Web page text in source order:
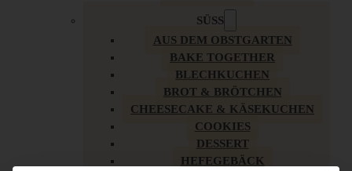
SÜSS
AUS DEM OBSTGARTEN
BAKE TOGETHER
BLECHKUCHEN
BROT & BRÖTCHEN
CHEESECAKE & KÄSEKUCHEN
COOKIES
DESSERT
HEFEGEBÄCK